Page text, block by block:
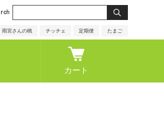
雨宮さんの桃 チッチェ 定期便 たまご
カート